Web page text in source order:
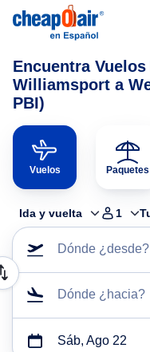
Encuentra
Williamsport a
PBI)
Vuelos Paquetes
Ida y vuelta 1
Dónde ¿desde?
Dónde ¿hacia?
Sáb, Ago 22